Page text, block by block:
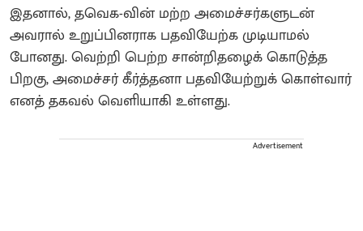
இதனால், தவெக-வின் மற்ற அமைச்சர்களுடன்
அவரால் உறுப்பினராக பதவியேற்க முடியாமல்
போனது. வெற்றி பெற்ற சான்றிதழைக் கொடுத்த
பிறகு, அமைச்சர் கீர்த்தனா பதவியேற்றுக் கொள்வார்
எனத் தகவல் வெளியாகி உள்ளது.
Advertisement